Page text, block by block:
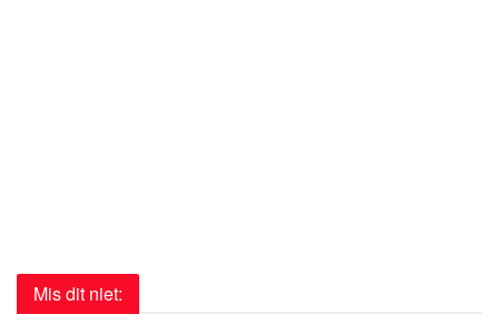
Mis dit niet: